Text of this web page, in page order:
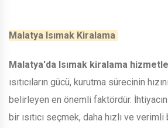
Malatya Isımak Kiralama
Malatya'da Isımak kiralama
ısıtıcıların gücü, kurutma sürecinin
belirleyen en önemli faktördür.
bir ısıtıcı seçmek, daha hızlı ve